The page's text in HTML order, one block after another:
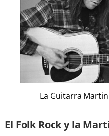
La Guitarra
El Folk Rock y la